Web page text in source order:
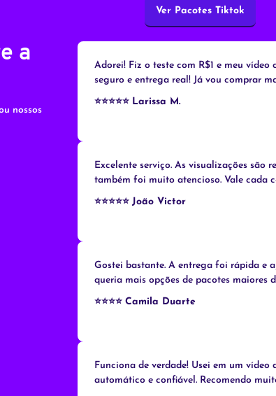
Ver Pacotes Tiktok
a
nossos
Adorei! Fiz o teste com R$1 e meu vídeo
seguro e entrega real! Já vou comprar
⭐⭐⭐⭐⭐ Larissa M.
Excelente serviço. As visualizações são
também foi muito atencioso. Vale cada
⭐⭐⭐⭐⭐ João Victor
Gostei bastante. A entrega foi rápida e
queria mais opções de pacotes maiores
⭐⭐⭐⭐ Camila Duarte
Funciona de verdade! Usei em um
automático e confiável. Recomendo